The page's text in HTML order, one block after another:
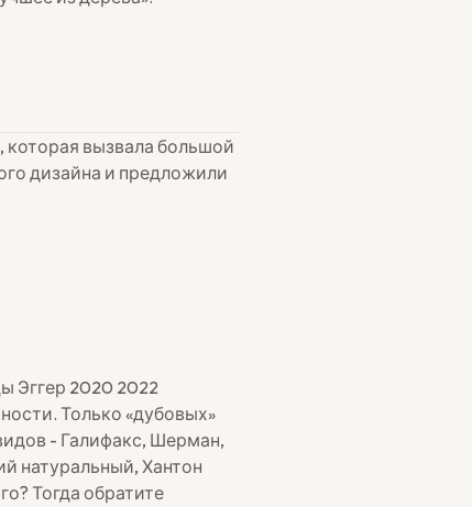
которая вызвала большой
дизайна и предложили
Эггер 2020 2022
Только «дубовых»
- Галифакс, Шерман,
натуральный, Хантон
Тогда обратите